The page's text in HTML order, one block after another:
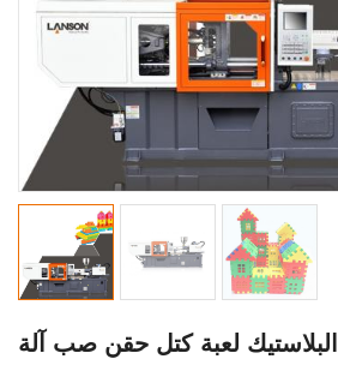
البلاستيك لعبة كتل حقن صب آلة